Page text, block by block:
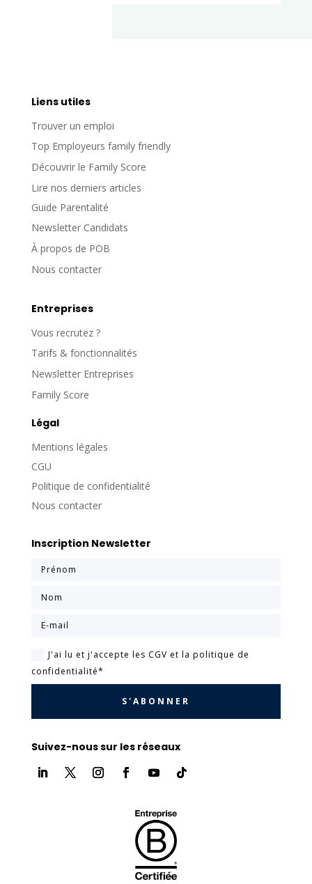
Liens utiles
Trouver un emploi
Top Employeurs family friendly
Découvrir le Family Score
Lire nos derniers articles
Guide Parentalité
Newsletter Candidats
À propos de POB
Nous contacter
Entreprises
Vous recrutez ?
Tarifs & fonctionnalités
Newsletter Entreprises
Family Score
Légal
Mentions légales
CGU
Politique de confidentialité
Nous contacter
Inscription Newsletter
J'ai lu et j'accepte les CGV et la politique de
confidentialité*
S'ABONNER
Suivez-nous sur les réseaux